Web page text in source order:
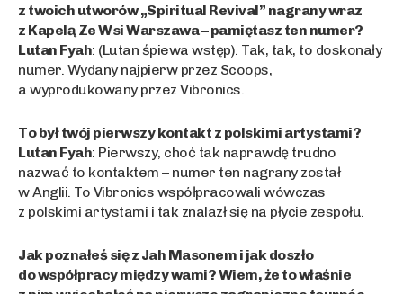
z twoich utworów „Spiritual Revival” nagrany wraz
z Kapelą Ze Wsi Warszawa – pamiętasz ten numer?
Lutan Fyah: (Lutan śpiewa wstęp). Tak, tak, to doskonały
numer. Wydany najpierw przez Scoops,
a wyprodukowany przez Vibronics.
To był twój pierwszy kontakt z polskimi artystami?
Lutan Fyah: Pierwszy, choć tak naprawdę trudno
nazwać to kontaktem – numer ten nagrany został
w Anglii. To Vibronics współpracowali wówczas
z polskimi artystami i tak znalazł się na płycie zespołu.
Jak poznałeś się z Jah Masonem i jak doszło
do współpracy między wami? Wiem, że to właśnie